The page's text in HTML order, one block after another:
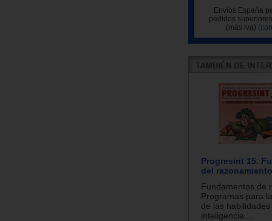
Envíos España
pedidos
(más iva)
Progresint 15.
del
Fundamentos de
Programas para
de las
inteligencia....